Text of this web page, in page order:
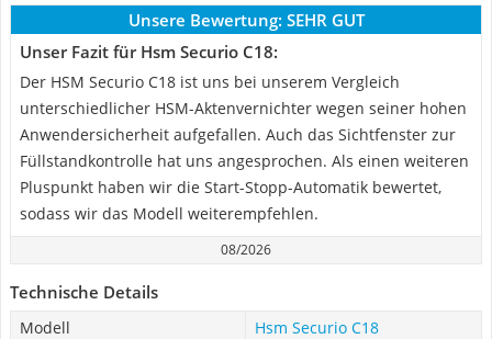
Unsere Bewertung: SEHR GUT
Unser Fazit für Hsm Securio C18:
Der HSM Securio C18 ist uns bei unserem Vergleich
unterschiedlicher HSM-Aktenvernichter wegen seiner hohen
Anwendersicherheit aufgefallen. Auch das Sichtfenster zur
Füllstandkontrolle hat uns angesprochen. Als einen weiteren
Pluspunkt haben wir die Start-Stopp-Automatik bewertet,
sodass wir das Modell weiterempfehlen.
08/2026
Technische Details
Modell
Hsm Securio C18